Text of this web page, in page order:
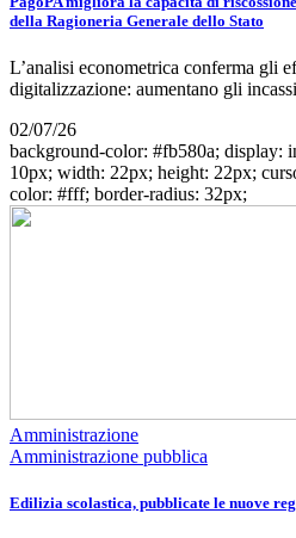
della Ragioneria Generale dello Stato
L’analisi econometrica conferma gli
digitalizzazione: aumentano gli
02/07/26
background-color: #fb580a; display:
10px; width: 22px; height: 22px;
color: #fff; border-radius: 32px;
Amministrazione
Amministrazione pubblica
Edilizia scolastica, pubblicate le nuove